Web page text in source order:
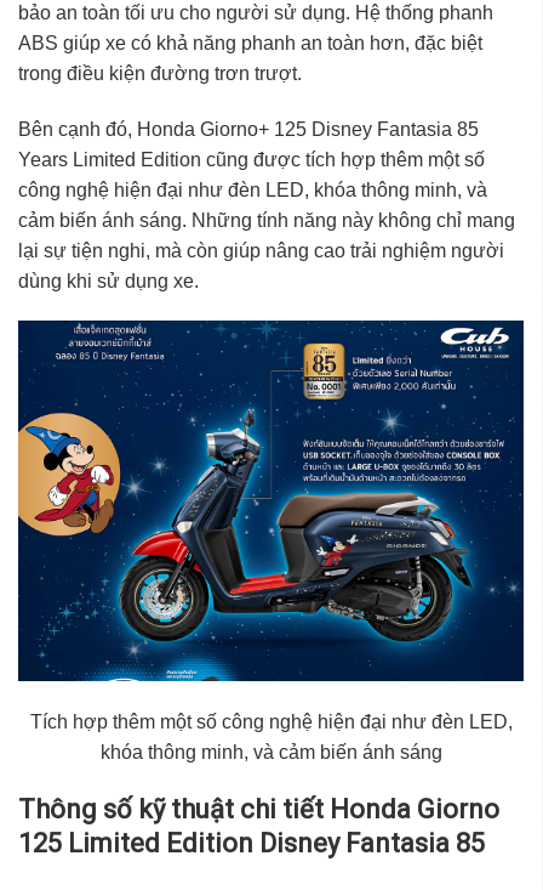
bảo an toàn tối ưu cho người sử dụng. Hệ thống phanh
ABS giúp xe có khả năng phanh an toàn hơn, đặc biệt
trong điều kiện đường trơn trượt.
Bên cạnh đó, Honda Giorno+ 125 Disney Fantasia 85
Years Limited Edition cũng được tích hợp thêm một số
công nghệ hiện đại như đèn LED, khóa thông minh, và
cảm biến ánh sáng. Những tính năng này không chỉ mang
lại sự tiện nghi, mà còn giúp nâng cao trải nghiệm người
dùng khi sử dụng xe.
Tích hợp thêm một số công nghệ hiện đại như đèn LED,
khóa thông minh, và cảm biến ánh sáng
Thông số kỹ thuật chi tiết Honda Giorno
125 Limited Edition Disney Fantasia 85